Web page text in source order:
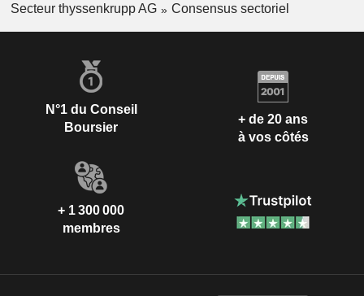
Secteur thyssenkrupp AG
Consensus sectoriel
N°1 du Conseil
Boursier
+ de 20 ans
à vos côtés
+ 1 300 000
membres